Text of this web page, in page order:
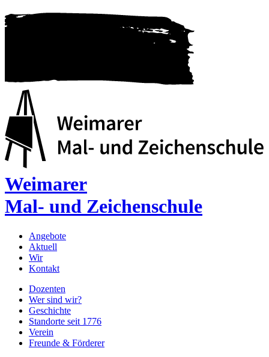
Weimarer
Mal- und Zeichenschule
Angebote
Aktuell
Wir
Kontakt
Dozenten
Wer sind wir?
Geschichte
Standorte seit 1776
Verein
Freunde & Förderer